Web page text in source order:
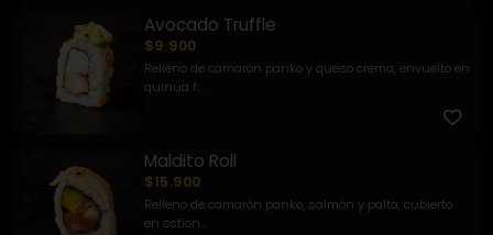
Avocado Truffle
$9.900
Relleno de camarón panko y queso crema, envuelto en
quinua f...
Maldito Roll
$15.900
Relleno de camarón panko, salmón y palta, cubierto
en ostion...